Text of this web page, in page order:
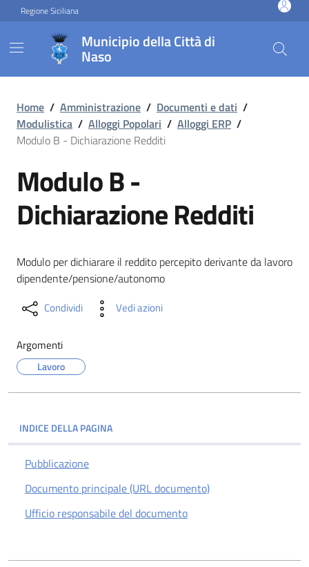
Vai ai contenuti
Vai al footer
Regione Siciliana
Municipio della Città di
Naso
Modulo B - Dichiarazione
Home / Amministrazione / Documenti e dati /
Modulistica / Alloggi Popolari / Alloggi ERP /
Modulo B - Dichiarazione Redditi
Modulo B -
Dichiarazione Redditi
Modulo per dichiarare il reddito percepito derivante da lavoro
dipendente/pensione/autonomo
Condividi Vedi azioni
Argomenti
Lavoro
INDICE DELLA PAGINA
Pubblicazione
Documento principale (URL documento)
Ufficio responsabile del documento